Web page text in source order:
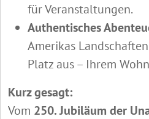
für Veranstaltungen.
Authentisches
Amerikas
Platz aus – Ihrem
Kurz gesagt:
Vom 250. Jubiläum der